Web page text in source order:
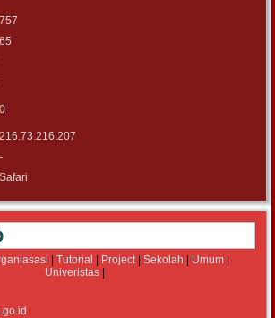
Tutorial Project| Sekolah Umum
Univeristas|